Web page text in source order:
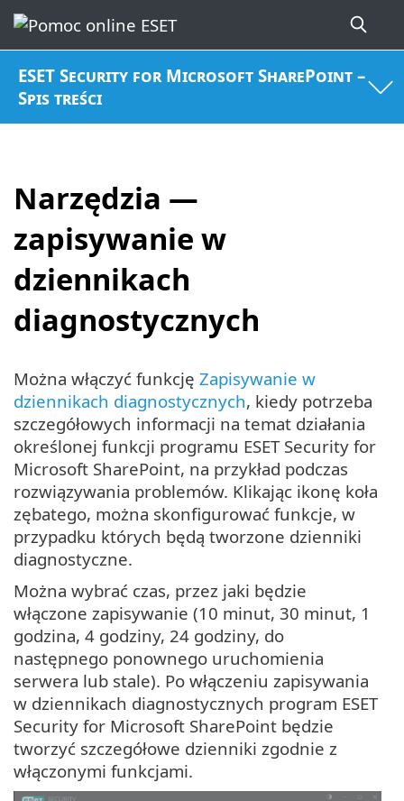
ESET Security for Microsoft SharePoint –
Spis treści
Narzędzia —
zapisywanie w
dziennikach
diagnostycznych
Można włączyć funkcję Zapisywanie w
dziennikach diagnostycznych, kiedy potrzeba
szczegółowych informacji na temat działania
określonej funkcji programu ESET Security for
Microsoft SharePoint, na przykład podczas
rozwiązywania problemów. Klikając ikonę koła
zębatego, można skonfigurować funkcje, w
przypadku których będą tworzone dzienniki
diagnostyczne.
Można wybrać czas, przez jaki będzie
włączone zapisywanie (10 minut, 30 minut, 1
godzina, 4 godziny, 24 godziny, do
następnego ponownego uruchomienia
serwera lub stale). Po włączeniu zapisywania
w dziennikach diagnostycznych program ESET
Security for Microsoft SharePoint będzie
tworzyć szczegółowe dzienniki zgodnie z
włączonymi funkcjami.